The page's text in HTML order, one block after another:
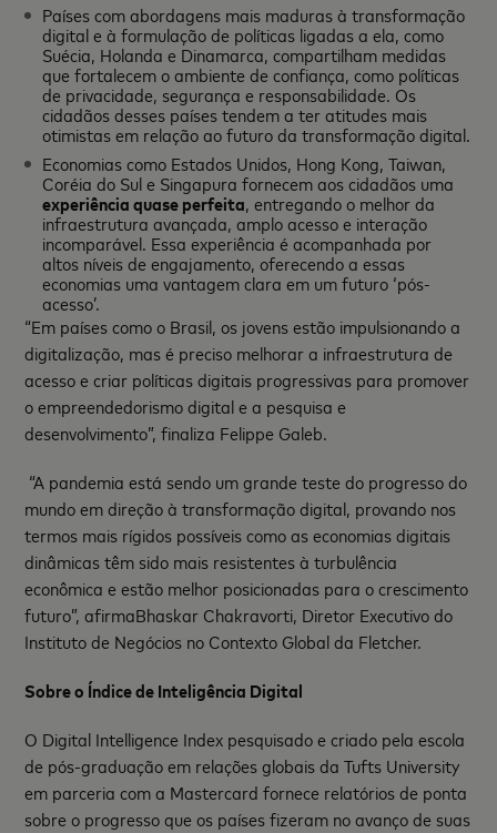
Países com abordagens mais maduras à transformação
digital e à formulação de políticas ligadas a ela, como
Suécia, Holanda e Dinamarca, compartilham medidas
que fortalecem o ambiente de confiança, como políticas
de privacidade, segurança e responsabilidade. Os
cidadãos desses países tendem a ter atitudes mais
otimistas em relação ao futuro da transformação digital.
Economias como Estados Unidos, Hong Kong, Taiwan,
Coréia do Sul e Singapura fornecem aos cidadãos uma
experiência quase perfeita, entregando o melhor da
infraestrutura avançada, amplo acesso e interação
incomparável. Essa experiência é acompanhada por
altos níveis de engajamento, oferecendo a essas
economias uma vantagem clara em um futuro ‘pós-
acesso’.
“Em países como o Brasil, os jovens estão impulsionando a
digitalização, mas é preciso melhorar a infraestrutura de
acesso e criar políticas digitais progressivas para promover
o empreendedorismo digital e a pesquisa e
desenvolvimento”, finaliza Felippe Galeb.
“A pandemia está sendo um grande teste do progresso do
mundo em direção à transformação digital, provando nos
termos mais rígidos possíveis como as economias digitais
dinâmicas têm sido mais resistentes à turbulência
econômica e estão melhor posicionadas para o crescimento
futuro”, afirmaBhaskar Chakravorti, Diretor Executivo do
Instituto de Negócios no Contexto Global da Fletcher.
Sobre o Índice de Inteligência Digital
O Digital Intelligence Index pesquisado e criado pela escola
de pós-graduação em relações globais da Tufts University
em parceria com a Mastercard fornece relatórios de ponta
sobre o progresso que os países fizeram no avanço de suas